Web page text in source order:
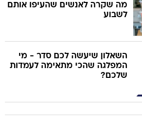
מה שקרה לאנשים שהעיפו אותם
לשבוע
השאלון שיעשה לכם סדר - מי
המפלגה שהכי מתאימה לעמדות
שלכם?